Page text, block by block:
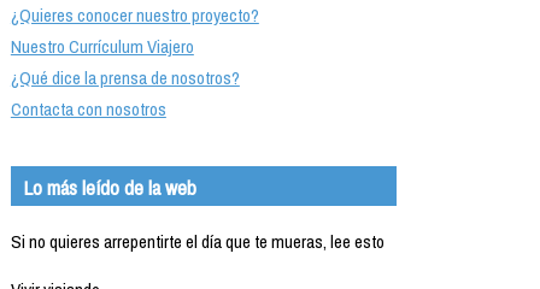
¿Quieres conocer nuestro proyecto?
Nuestro Currículum Viajero
¿Qué dice la prensa de nosotros?
Contacta con nosotros
Lo más leído de la web
Si no quieres arrepentirte el día que te mueras, lee esto